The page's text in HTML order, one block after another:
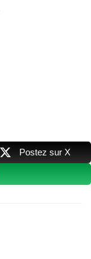
Postez sur X